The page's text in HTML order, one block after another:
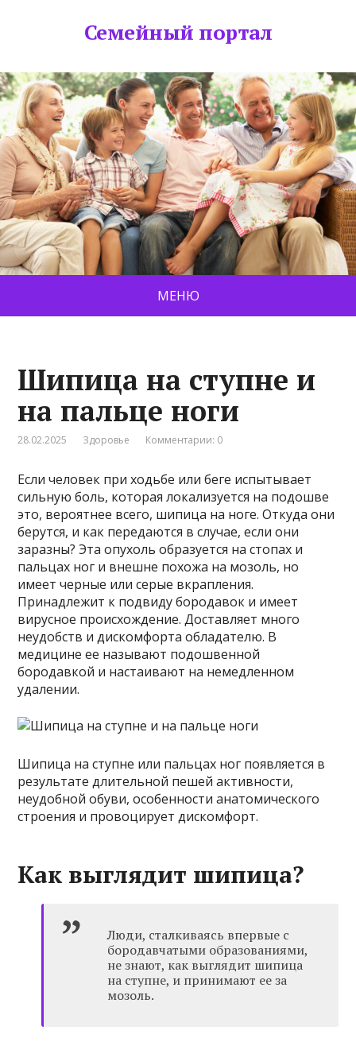
Семейный портал
МЕНЮ
Шипица на ступне и
на пальце ноги
28.02.2025 Здоровье Комментарии: 0
Если человек при ходьбе или беге испытывает
сильную боль, которая локализуется на подошве
это, вероятнее всего, шипица на ноге. Откуда они
берутся, и как передаются в случае, если они
заразны? Эта опухоль образуется на стопах и
пальцах ног и внешне похожа на мозоль, но
имеет черные или серые вкрапления.
Принадлежит к подвиду бородавок и имеет
вирусное происхождение. Доставляет много
неудобств и дискомфорта обладателю. В
медицине ее называют подошвенной
бородавкой и настаивают на немедленном
удалении.
Шипица на ступне или пальцах ног появляется в
результате длительной пешей активности,
неудобной обуви, особенности анатомического
строения и провоцирует дискомфорт.
Как выглядит шипица?
Люди, сталкиваясь впервые с
бородавчатыми образованиями,
не знают, как выглядит шипица
на ступне, и принимают ее за
мозоль.